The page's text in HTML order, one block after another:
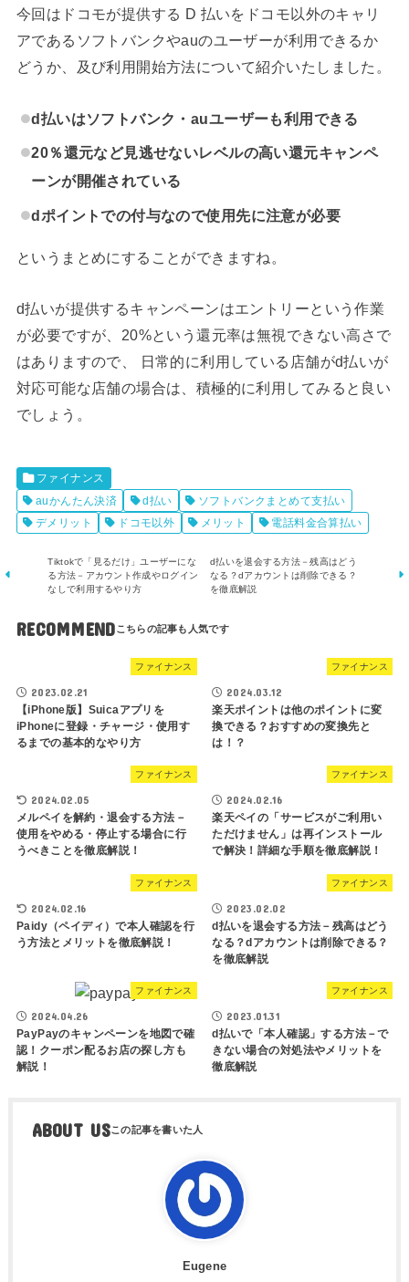
今回はドコモが提供する D 払いをドコモ以外のキャリ
アであるソフトバンクやauのユーザーが利用できるか
どうか、及び利用開始方法について紹介いたしました。
d払いはソフトバンク・auユーザーも利用できる
20％還元など見逃せないレベルの高い還元キャンペ
ーンが開催されている
dポイントでの付与なので使用先に注意が必要
というまとめにすることができますね。
d払いが提供するキャンペーンはエントリーという作業
が必要ですが、20%という還元率は無視できない高さで
はありますので、 日常的に利用している店舗がd払いが
対応可能な店舗の場合は、積極的に利用してみると良い
でしょう。
ファイナンス
auかんたん決済
d払い
ソフトバンクまとめて支払い
デメリット
ドコモ以外 メリット 電話料金合算払い
Tiktokで「見るだけ」ユーザーにな
る方法－アカウント作成やログイン
なしで利用するやり方
d払いを退会する方法－残高はどう
なる？dアカウントは削除できる？
を徹底解説
RECOMMEND
ファイナンス
2023.02.21
【iPhone版】Suicaアプリを
iPhoneに登録・チャージ・使用す
るまでの基本的なやり方
ファイナンス
2024.03.12
楽天ポイントは他のポイントに変
換できる？おすすめの変換先と
は！？
ファイナンス
2024.02.05
メルペイを解約・退会する方法－
使用をやめる・停止する場合に行
うべきことを徹底解説！
ファイナンス
2024.02.16
楽天ペイの「サービスがご利用い
ただけません」は再インストール
で解決！詳細な手順を徹底解説！
ファイナンス
2024.02.16
Paidy（ペイディ）で本人確認を行
う方法とメリットを徹底解説！
ファイナンス
2023.02.02
d払いを退会する方法－残高はどう
なる？dアカウントは削除できる？
を徹底解説
ファイナンス
2024.04.26
PayPayのキャンペーンを地図で確
認！クーポン配るお店の探し方も
解説！
ファイナンス
2023.01.31
d払いで「本人確認」する方法－で
きない場合の対処法やメリットを
徹底解説
ABOUT US
Eugene